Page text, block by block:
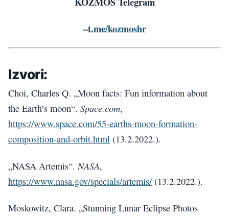
–t.me/kozmoshr
Izvori:
Choi, Charles Q. „Moon facts: Fun information about
the Earth’s moon“. Space.com,
https://www.space.com/55-earths-moon-formation-
composition-and-orbit.html (13.2.2022.).
„NASA Artemis“.NASA,
https://www.nasa.gov/specials/artemis/ (13.2.2022.).
Moskowitz, Clara. „Stunning Lunar Eclipse Photos